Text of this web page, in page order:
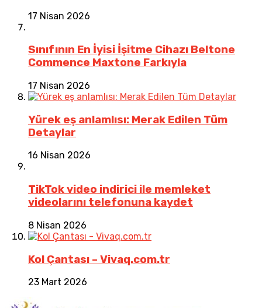
17 Nisan 2026
Sınıfının En İyisi İşitme Cihazı Beltone
Commence Maxtone Farkıyla
17 Nisan 2026
Yürek eş anlamlısı: Merak Edilen Tüm
Detaylar
16 Nisan 2026
TikTok video indirici ile memleket
videolarını telefonuna kaydet
8 Nisan 2026
Kol Çantası – Vivaq.com.tr
23 Mart 2026